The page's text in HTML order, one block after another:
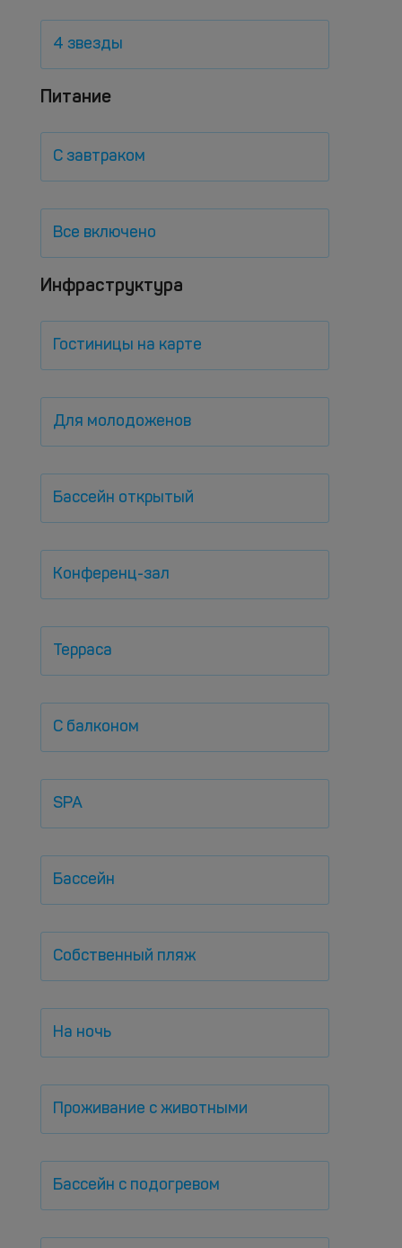
4 звезды
Питание
С завтраком
Все включено
Инфраструктура
Гостиницы на карте
Для молодоженов
Бассейн открытый
Конференц-зал
Терраса
С балконом
SPA
Бассейн
Собственный пляж
На ночь
Проживание с животными
Бассейн с подогревом